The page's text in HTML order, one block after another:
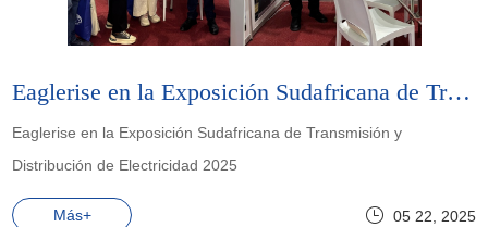
Eaglerise en la Exposición Sudafricana de Transmisión y Distribución de Electricidad 2025
Eaglerise en la Exposición Sudafricana de Transmisión y
Distribución de Electricidad 2025
Más+ 05 22, 2025